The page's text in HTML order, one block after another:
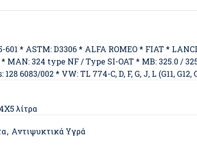
* ASTM: D3306 * ALFA ROMEO * FIAT *
* MAN: 324 type NF / Type SI-OAT * MB: 325.0 /
6083/002 * VW: TL 774-C, D, F, G, J, L (G11, G12,
λίτρα
, Αντιψυκτικά Υγρά